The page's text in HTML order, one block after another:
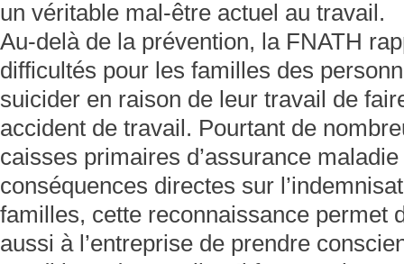
un véritable mal-être actuel au travail.
Au-delà de la prévention, la FNATH
difficultés pour les familles des
suicider en raison de leur travail de
accident de travail. Pourtant de
caisses primaires d’assurance
conséquences directes sur
familles, cette reconnaissance permet
aussi à l’entreprise de prendre